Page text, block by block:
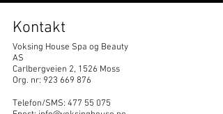
Kontakt
Voksing House Spa og Beauty
AS
Carlbergveien 2, 1526 Moss
Org. nr: 923 669 876
Telefon/SMS: 477 55 075